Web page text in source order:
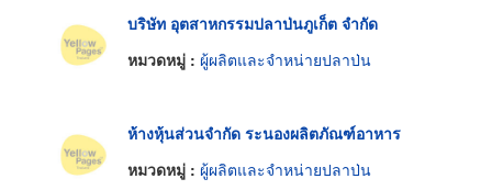
บริษัท อุตสาหกรรมปลาป่นภูเก็ต จำกัด
หมวดหมู่ : ผู้ผลิตและจำหน่ายปลาป่น
ห้างหุ้นส่วนจำกัด ระนองผลิตภัณฑ์อาหาร
หมวดหมู่ : ผู้ผลิตและจำหน่ายปลาป่น